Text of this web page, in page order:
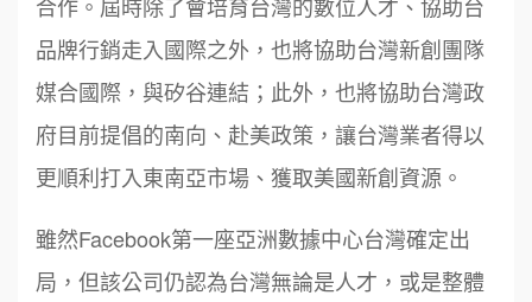
合作。屆時除了會培育台灣的數位人才、協助台
品牌行銷走入國際之外，也將協助台灣新創團隊
媒合國際，與矽谷連結；此外，也將協助台灣政
府目前提倡的南向、赴美政策，讓台灣業者得以
更順利打入東南亞市場、獲取美國新創資源。
雖然Facebook第一座亞洲數據中心台灣確定出
局，但該公司仍認為台灣無論是人才，或是整體